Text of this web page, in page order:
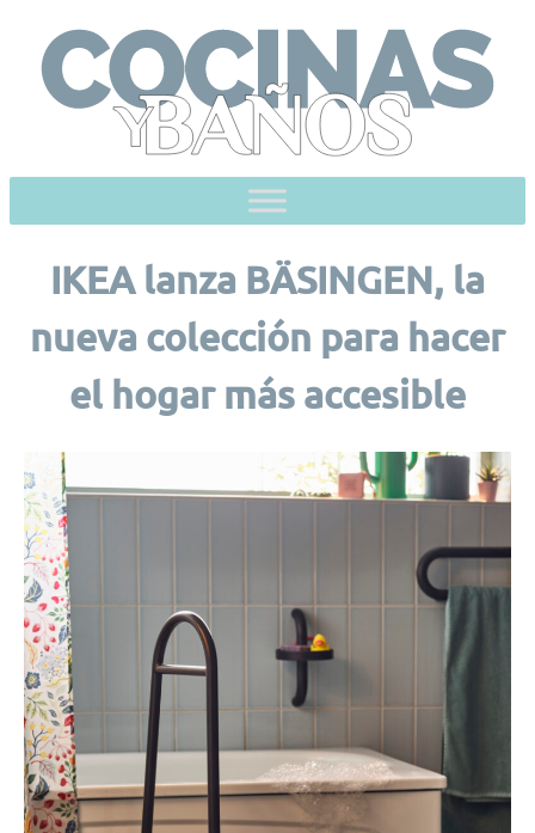
content
IKEA lanza BÄSINGEN, la
nueva colección para hacer
el hogar más accesible